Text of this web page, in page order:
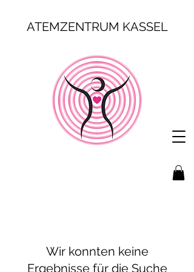
ATEMZENTRUM KASSEL
Wir konnten keine
Ergebnisse für die Suche